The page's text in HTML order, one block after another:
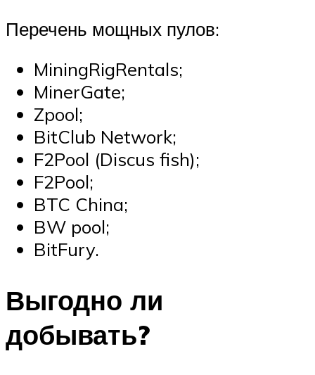
Перечень мощных пулов:
MiningRigRentals;
MinerGate;
Zpool;
BitClub Network;
F2Pool (Discus fish);
F2Pool;
BTC China;
BW pool;
BitFury.
Выгодно ли
добывать?